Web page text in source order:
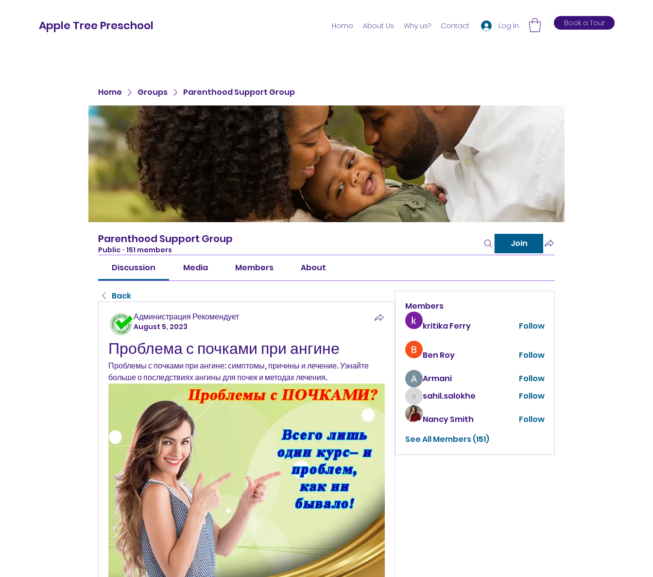
Apple Tree Preschool Home About Us Why us? Contact Log In Book a Tour
Home Groups Parenthood Support Group
Parenthood Support Group
Public · 151 members
Join
Discussion Media Members About
Back
Администрация Рекомендует
August 5, 2023
Проблема с почками при ангине
Проблемы с почками при ангине: симптомы, причины и лечение. Узнайте
больше о последствиях ангины для почек и методах лечения.
Members
kritika Ferry
Follow
Ben Roy Follow
Armani Follow
sahil.salokhe
sahil.salokhe Follow
Nancy Smith
Follow
See All Members (151)